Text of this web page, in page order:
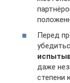
Перед
даже
степени